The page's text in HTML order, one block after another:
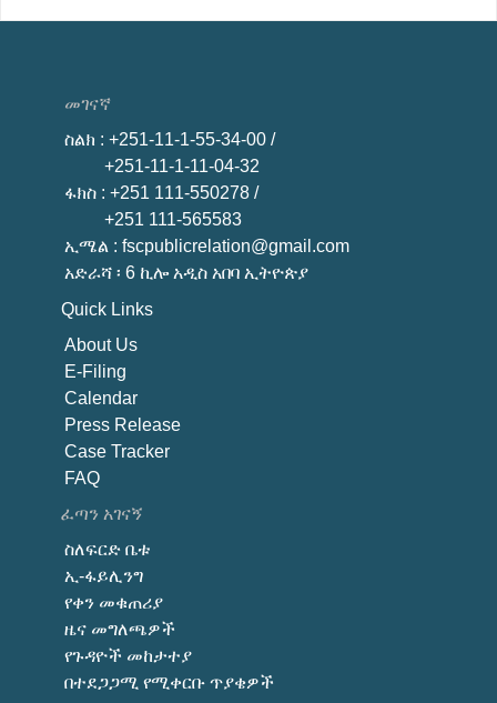
መገናኛ
ስልክ : +251-11-1-55-34-00 /
+251-11-1-11-04-32
ፋክስ : +251 111-550278 /
+251 111-565583
ኢሜል : fscpublicrelation@gmail.com
አድራሻ ፡ 6 ኪሎ አዲስ አበባ ኢትዮጵያ
Quick Links
About Us
E-Filing
Calendar
Press Release
Case Tracker
FAQ
ፈጣን አገናኝ
ስለፍርድ ቤቱ
ኢ-ፋይሊንግ
የቀን መቁጠሪያ
ዜና መግለጫዎች
የጉዳዮች መከታተያ
በተደጋጋሚ የሚቀርቡ ጥያቄዎች